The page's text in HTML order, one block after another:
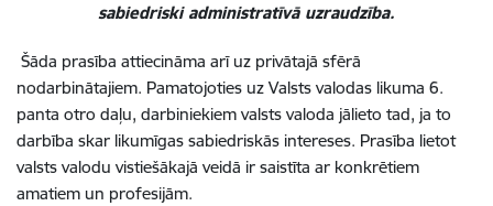
sabiedriski administratīvā uzraudzība.
Šāda prasība attiecināma arī uz privātajā sfērā
nodarbinātajiem. Pamatojoties uz Valsts valodas likuma 6.
panta otro daļu, darbiniekiem valsts valoda jālieto tad, ja to
darbība skar likumīgas sabiedriskās intereses. Prasība lietot
valsts valodu vistiešākajā veidā ir saistīta ar konkrētiem
amatiem un profesijām.